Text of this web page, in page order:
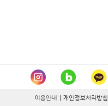
이용안내 개인정보처리방침